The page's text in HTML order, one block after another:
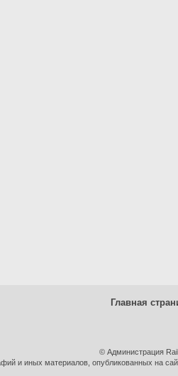
Главная
© Администрация
и иных материалов, опубликованных на